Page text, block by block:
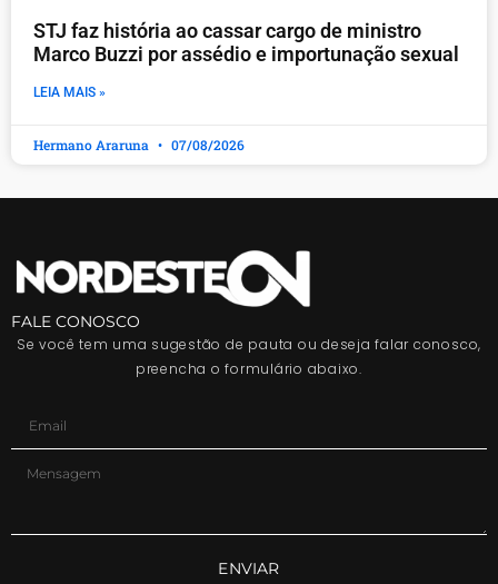
STJ faz história ao cassar cargo de ministro
Marco Buzzi por assédio e importunação sexual
LEIA MAIS »
Hermano Araruna 07/08/2026
FALE CONOSCO
Se você tem uma sugestão de pauta ou deseja falar conosco,
preencha o formulário abaixo.
ENVIAR